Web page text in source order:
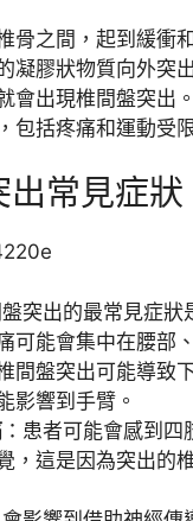
骨之間，起到緩衝
凝膠狀物質向外突
會出現椎間盤突出
包括疼痛和運動受
出常見症狀
盤突出的最常見症狀
可能會集中在腰部
間盤突出可能導致
影響到手臂。
：患者可能會感到
，這是因為突出的